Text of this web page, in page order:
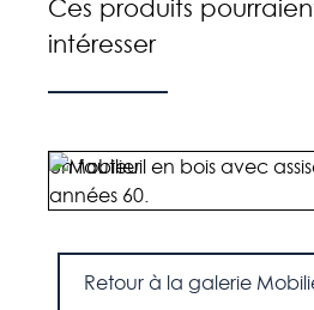
Ces produits
intéresser
Un fauteuil en bois avec
années 60.
Retour à la galerie